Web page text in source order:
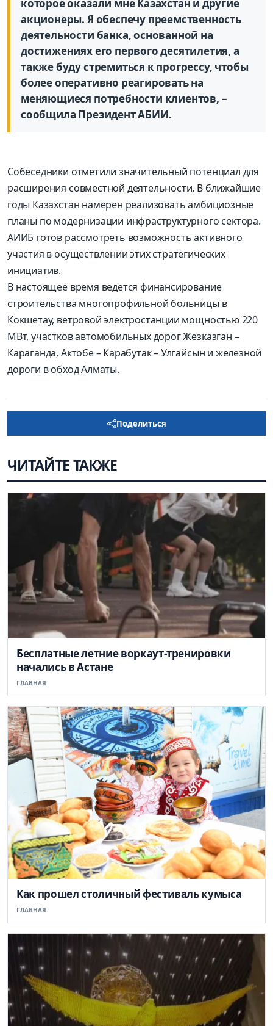
которое оказали мне Казахстан и другие
акционеры. Я обеспечу преемственность
деятельности банка, основанной на
достижениях его первого десятилетия, а
также буду стремиться к прогрессу, чтобы
более оперативно реагировать на
меняющиеся потребности клиентов, –
сообщила Президент АБИИ.
Собеседники отметили значительный потенциал для
расширения совместной деятельности. В ближайшие
годы Казахстан намерен реализовать амбициозные
планы по модернизации инфраструктурного сектора.
АИИБ готов рассмотреть возможность активного
участия в осуществлении этих стратегических
инициатив.
В настоящее время ведется финансирование
строительства многопрофильной больницы в
Кокшетау, ветровой электростанции мощностью 220
МВт, участков автомобильных дорог Жезказган –
Караганда, Актобе – Карабутак – Улгайсын и железной
дороги в обход Алматы.
Поделиться
ЧИТАЙТЕ ТАКЖЕ
Бесплатные летние воркаут-тренировки
начались в Астане
ГЛАВНАЯ
Как прошел столичный фестиваль кумыса
ГЛАВНАЯ